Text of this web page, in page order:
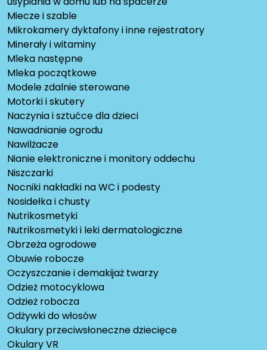
Miecze i szable
Mikrokamery dyktafony i inne rejestratory
Minerały i witaminy
Mleka następne
Mleka początkowe
Modele zdalnie sterowane
Motorki i skutery
Naczynia i sztućce dla dzieci
Nawadnianie ogrodu
Nawilżacze
Nianie elektroniczne i monitory oddechu
Niszczarki
Nocniki nakładki na WC i podesty
Nosidełka i chusty
Nutrikosmetyki
Nutrikosmetyki i leki dermatologiczne
Obrzeża ogrodowe
Obuwie robocze
Oczyszczanie i demakijaż twarzy
Odzież motocyklowa
Odzież robocza
Odżywki do włosów
Okulary przeciwsłoneczne dziecięce
Okulary VR